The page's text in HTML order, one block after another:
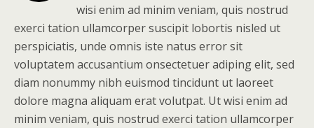
wisi enim ad minim veniam, quis nostrud
exerci tation ullamcorper suscipit lobortis nisled ut
perspiciatis, unde omnis iste natus error sit
voluptatem accusantium onsectetuer adiping elit, sed
diam nonummy nibh euismod tincidunt ut laoreet
dolore magna aliquam erat volutpat. Ut wisi enim ad
minim veniam, quis nostrud exerci tation ullamcorper